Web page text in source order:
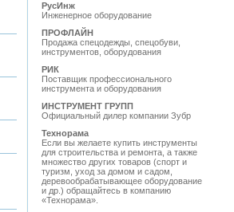
РусИнж
Инженерное оборудование
ПРОФЛАЙН
Продажа спецодежды, спецобуви,
инструментов, оборудования
РИК
Поставщик профессионального
инструмента и оборудования
ИНСТРУМЕНТ ГРУПП
Официальный дилер компании Зубр
Технорама
Если вы желаете купить инструменты
для строительства и ремонта, а также
множество других товаров (спорт и
туризм, уход за домом и садом,
деревообрабатывающее оборудование
и др.) обращайтесь в компанию
«Технорама».